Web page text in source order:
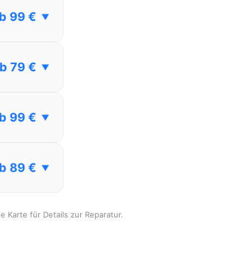
99 € ▼
79 € ▼
99 € ▼
89 € ▼
Karte für Details zur Reparatur.